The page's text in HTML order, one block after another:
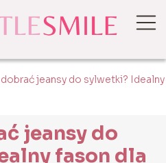
jeansy do sylwetki? Idealny
jeansy do
fason dla